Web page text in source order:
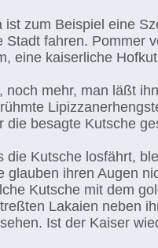
ist zum Beispiel eine
Stadt fahren. Pommer
eine kaiserliche
noch mehr, man läßt
die besagte Kutsche
die Kutsche losfährt,
glauben ihren Augen
Kutsche mit dem
Lakaien neben
Ist der Kaiser